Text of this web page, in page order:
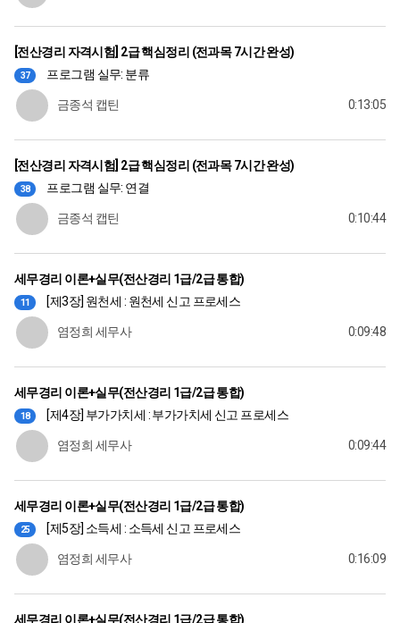
[전산경리 자격시험] 2급 핵심정리 (전과목 7시간 완성)
37 프로그램 실무: 분류
금종석 캡틴 0:13:05
[전산경리 자격시험] 2급 핵심정리 (전과목 7시간 완성)
38 프로그램 실무: 연결
금종석 캡틴 0:10:44
세무경리 이론+실무(전산경리 1급/2급 통합)
11 [제3장] 원천세 : 원천세 신고 프로세스
염정희 세무사 0:09:48
세무경리 이론+실무(전산경리 1급/2급 통합)
18 [제4장] 부가가치세 : 부가가치세 신고 프로세스
염정희 세무사 0:09:44
세무경리 이론+실무(전산경리 1급/2급 통합)
25 [제5장] 소득세 : 소득세 신고 프로세스
염정희 세무사 0:16:09
세무경리 이론+실무(전산경리 1급/2급 통합)